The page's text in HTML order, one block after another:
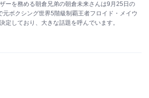
ーを務める朝倉兄弟の朝倉未来さんは9月25日の
元ボクシング世界5階級制覇王者フロイド・メイウ
定しており、大きな話題を呼んでいます。